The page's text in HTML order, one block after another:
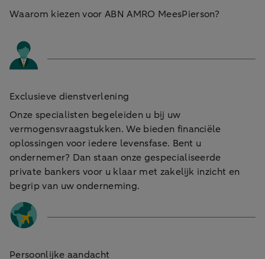
Waarom kiezen voor ABN AMRO MeesPierson?
Exclusieve dienstverlening
Onze specialisten begeleiden u bij uw
vermogensvraagstukken. We bieden financiële
oplossingen voor iedere levensfase. Bent u
ondernemer? Dan staan onze gespecialiseerde
private bankers voor u klaar met zakelijk inzicht en
begrip van uw onderneming.
Persoonlijke aandacht